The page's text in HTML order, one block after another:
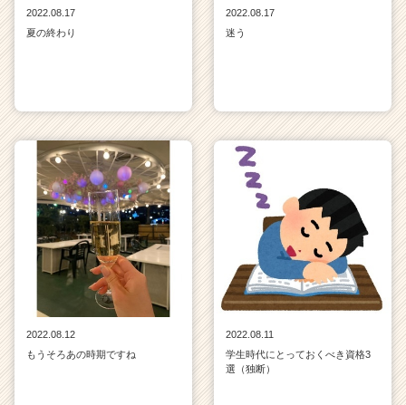
2022.08.17
夏の終わり
2022.08.17
迷う
2022.08.12
もうそろあの時期ですね
2022.08.11
学生時代にとっておくべき資格3
選（独断）